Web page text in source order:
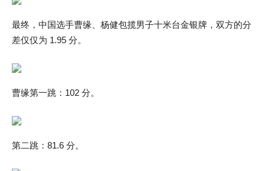
最终，中国选手曹缘、杨健包揽男子十米台金银牌，双方的分
差仅仅为 1.95 分。
曹缘第一跳：102 分。
第二跳：81.6 分。